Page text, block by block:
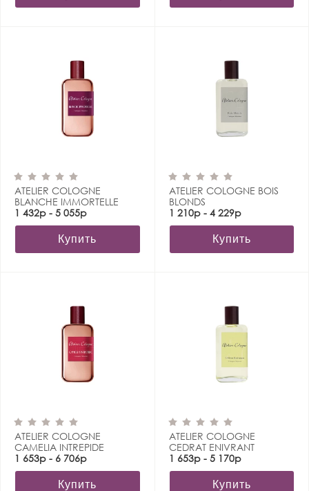
ATELIER COLOGNE
BLANCHE IMMORTELLE
1 432р - 5 055р
Купить
ATELIER COLOGNE BOIS
BLONDS
1 210р - 4 229р
Купить
ATELIER COLOGNE
CAMELIA INTREPIDE
1 653р - 6 706р
Купить
ATELIER COLOGNE
CEDRAT ENIVRANT
1 653р - 5 170р
Купить